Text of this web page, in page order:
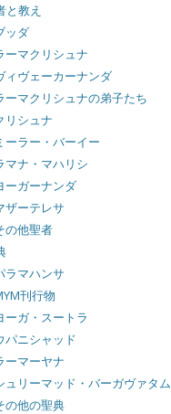
と教え
ッダ
ーマクリシュナ
ィヴェーカーナンダ
ーマクリシュナの弟子たち
リシュナ
ーラー・バーイー
マナ・マハリシ
ーガーナンダ
ザーテレサ
の他聖者
ラマハンサ
刊行物
ーガ・スートラ
パニシャッド
ーマーヤナ
ュリーマッド・バーガヴァタム
の他の聖典